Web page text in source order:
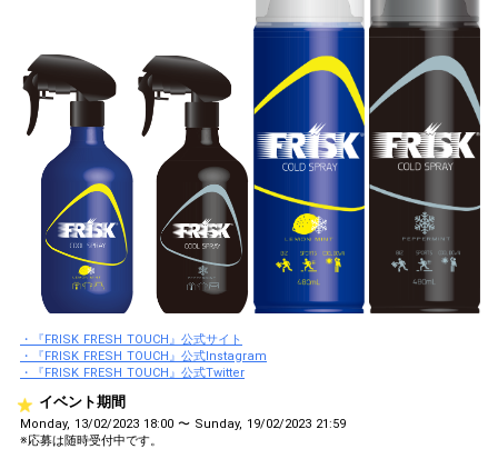
・『FRISK FRESH TOUCH』公式サイト
・『FRISK FRESH TOUCH』公式Instagram
・『FRISK FRESH TOUCH』公式Twitter
イベント期間
Monday, 13/02/2023 18:00 〜 Sunday, 19/02/2023 21:59
※応募は随時受付中です。